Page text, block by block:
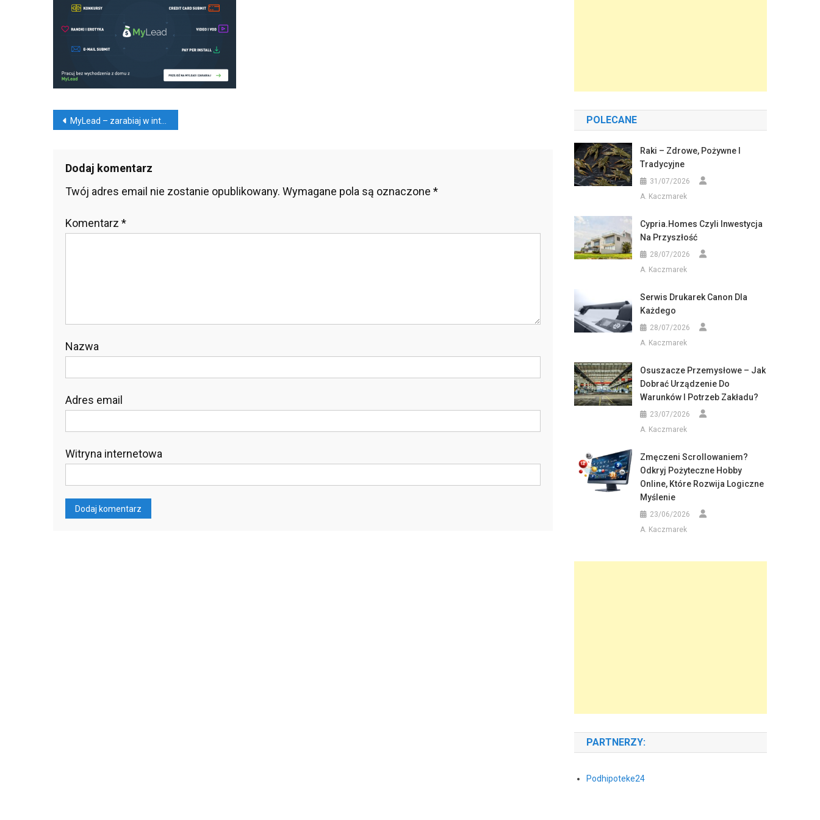
Nawigacja
MyLead – zarabiaj w internecie od zaraz
Dodaj komentarz
Twój adres email nie zostanie opublikowany. Wymagane pola są oznaczone *
Komentarz *
Nazwa
Adres email
Witryna internetowa
POLECANE
Raki – Zdrowe, Pożywne I
Tradycyjne
31/07/2026
A. Kaczmarek
Cypria.homes Czyli Inwestycja
Na Przyszłość
28/07/2026
A. Kaczmarek
Serwis Drukarek Canon Dla
Każdego
28/07/2026
A. Kaczmarek
Osuszacze Przemysłowe – Jak
Dobrać Urządzenie Do
Warunków I Potrzeb Zakładu?
23/07/2026
A. Kaczmarek
Zmęczeni Scrollowaniem?
Odkryj Pożyteczne Hobby
Online, Które Rozwija Logiczne
Myślenie
23/06/2026
A. Kaczmarek
PARTNERZY:
Podhipoteke24